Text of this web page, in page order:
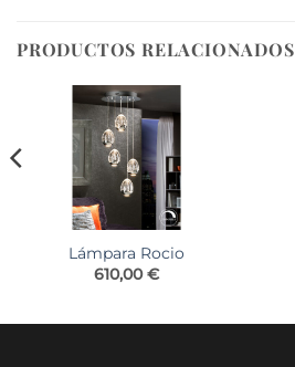
PRODUCTOS RELACIONADOS
Lámpara Rocio
610,00€
€